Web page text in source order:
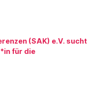
(SAK) e.V. sucht
für die